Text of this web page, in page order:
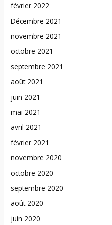
février 2022
Décembre 2021
novembre 2021
octobre 2021
septembre 2021
août 2021
juin 2021
mai 2021
avril 2021
février 2021
novembre 2020
octobre 2020
septembre 2020
août 2020
juin 2020